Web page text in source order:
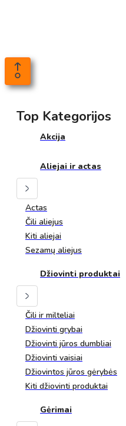
Top Kategorijos
Akcija
Aliejai ir actas
Actas
Čili aliejus
Kiti aliejai
Sezamų aliejus
Džiovinti produktai
Čili ir milteliai
Džiovinti grybai
Džiovinti jūros dumbliai
Džiovinti vaisiai
Džiovintos jūros gėrybės
Kiti džiovinti produktai
Gėrimai